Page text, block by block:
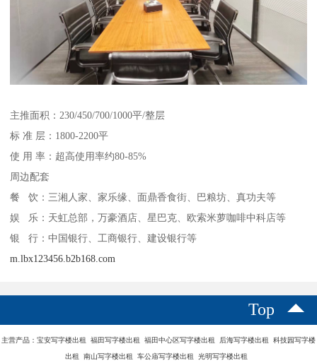
主推面积：230/450/700/1000平/整层
标 准 层：1800-2200平
使 用 率：超高使用率约80-85%
周边配套
餐 饮：三湘人家、家乐缘、面鼎香食街、巴粮坊、真功夫等
娱 乐：天虹总部，万豪酒店、星巴克、欧索米萝咖啡中科店等
银 行：中国银行、工商银行、建设银行等
m.lbx123456.b2b168.com
Top
主营产品：宝安写字楼出租 福田写字楼出租 福田中心区写字楼出租 后海写字楼出租 科技园写字楼
出租 南山写字楼出租 车公庙写字楼出租 光明写字楼出租